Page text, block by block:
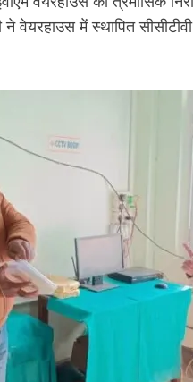
वेयरहाउस में स्थापित